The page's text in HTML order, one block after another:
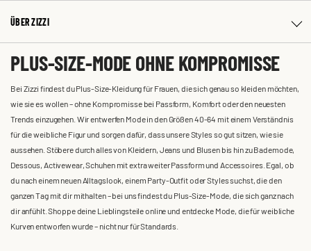
ÜBER ZIZZI
PLUS-SIZE-MODE OHNE KOMPROMISSE
Bei Zizzi findest du Plus-Size-Kleidung für Frauen, die sich genau so kleiden möchten,
wie sie es wollen – ohne Kompromisse bei Passform, Komfort oder den neuesten
Trends einzugehen. Wir entwerfen Mode in den Größen 40-64 mit einem Verständnis
für die weibliche Figur und sorgen dafür, dass unsere Styles so gut sitzen, wie sie
aussehen. Stöbere durch alles von Kleidern, Jeans und Blusen bis hin zu Bademode,
Dessous, Activewear, Schuhen mit extra weiter Passform und Accessoires. Egal, ob
du nach einem neuen Alltagslook, einem Party-Outfit oder Styles suchst, die den
ganzen Tag mit dir mithalten – bei uns findest du Plus-Size-Mode, die sich ganz nach
dir anfühlt. Shoppe deine Lieblingsteile online und entdecke Mode, die für weibliche
Kurven entworfen wurde – nicht nur für Standards.